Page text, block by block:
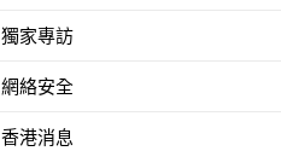
獨家專訪
網絡安全
香港消息